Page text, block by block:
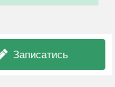
Записатись